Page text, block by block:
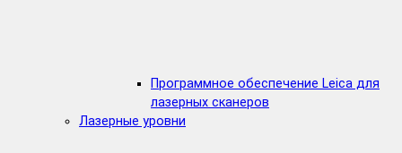
Программное обеспечение Leica для
лазерных сканеров
Лазерные уровни